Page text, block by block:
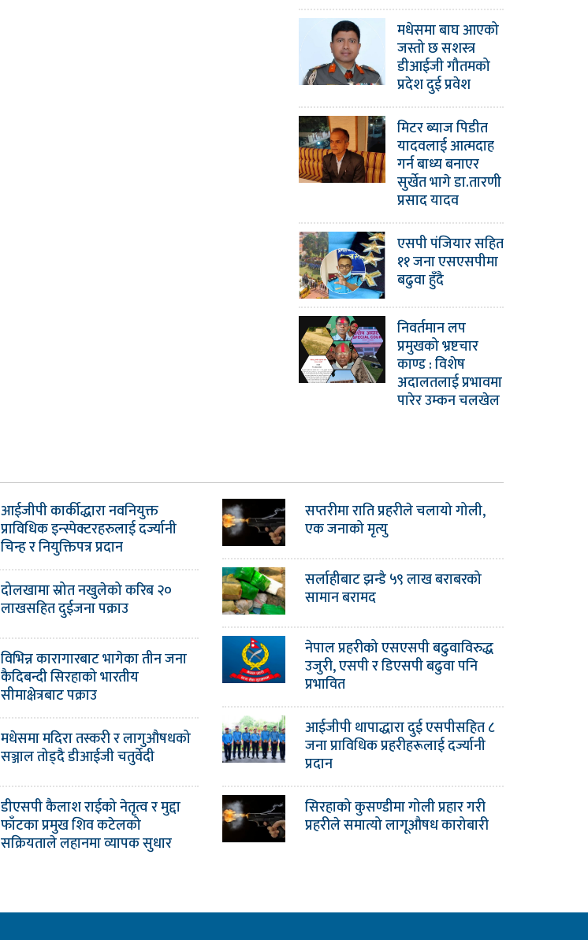
मधेसमा बाघ आएको
जस्तो छ सशस्त्र
डीआईजी गौतमको
प्रदेश दुई प्रवेश
मिटर ब्याज पिडीत
यादवलाई आत्मदाह
गर्न बाध्य बनाएर
सुर्खेत भागे डा.तारणी
प्रसाद यादव
एसपी पंजियार सहित
११ जना एसएसपीमा
बढुवा हुँदै
निवर्तमान लप
प्रमुखको भ्रष्टचार
काण्ड : विशेष
अदालतलाई प्रभावमा
पारेर उम्कन चलखेल
आईजीपी कार्कीद्धारा नवनियुक्त
प्राविधिक इन्स्पेक्टरहरुलाई दर्ज्यानी
चिन्ह र नियुक्तिपत्र प्रदान
दोलखामा स्रोत नखुलेको करिब २०
लाखसहित दुईजना पक्राउ
विभिन्न कारागारबाट भागेका तीन जना
कैदिबन्दी सिरहाको भारतीय
सीमाक्षेत्रबाट पक्राउ
मधेसमा मदिरा तस्करी र लागुऔषधको
सञ्जाल तोड्दै डीआईजी चतुर्वेदी
डीएसपी कैलाश राईको नेतृत्व र मुद्दा
फाँटका प्रमुख शिव कटेलको
सक्रियताले लहानमा व्यापक सुधार
सप्तरीमा राति प्रहरीले चलायो गोली,
एक जनाको मृत्यु
सर्लाहीबाट झन्डै ५९ लाख बराबरको
सामान बरामद
नेपाल प्रहरीको एसएसपी बढुवाविरुद्ध
उजुरी, एसपी र डिएसपी बढुवा पनि
प्रभावित
आईजीपी थापाद्धारा दुई एसपीसहित ८
जना प्राविधिक प्रहरीहरूलाई दर्ज्यानी
प्रदान
सिरहाको कुसण्डीमा गोली प्रहार गरी
प्रहरीले समात्यो लागूऔषध कारोबारी